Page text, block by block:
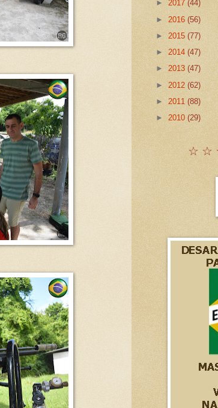
► 2017 (44)
► 2016 (56)
► 2015 (77)
► 2014 (47)
► 2013 (47)
► 2012 (62)
► 2011 (88)
► 2010 (29)
☆ ☆